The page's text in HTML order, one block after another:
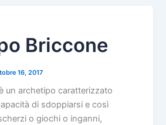
Briccone
16, 2017
un archetipo caratterizzato
di sdoppiarsi e così
o giochi o inganni,